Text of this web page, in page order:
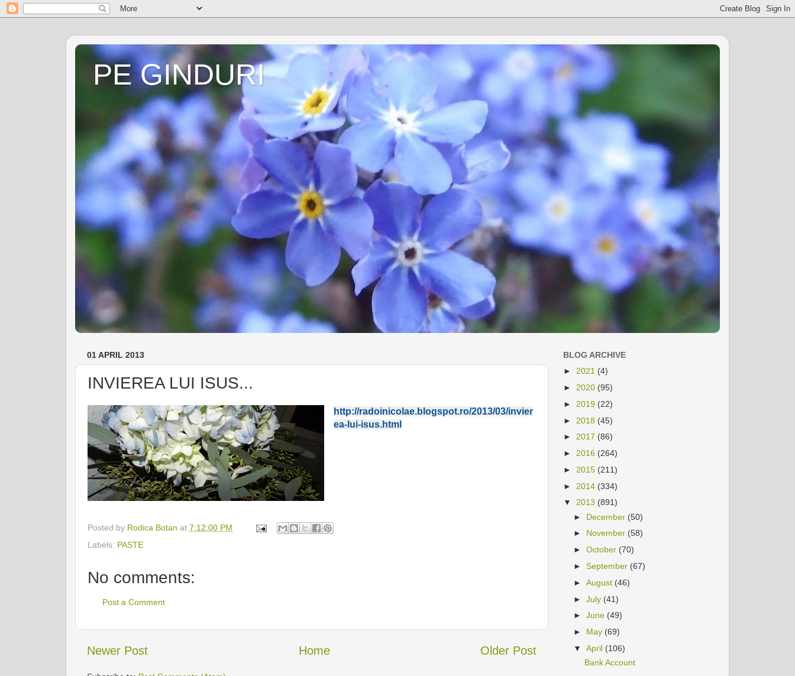
PE GINDURI
01 APRIL 2013
INVIEREA LUI ISUS...
http://radoinicolae.blogspot.ro/2013/03/invier
ea-lui-isus.html
Posted by Rodica Botan at 7:12:00 PM
Labels: PASTE
No comments:
Post a Comment
Newer Post Older Post
Home
BLOG ARCHIVE
► 2021 (4)
► 2020 (95)
► 2019 (22)
► 2018 (45)
► 2017 (86)
► 2016 (264)
► 2015 (211)
► 2014 (334)
▼ 2013 (891)
► December (50)
► November (58)
►October (70)
►September (67)
►August (46)
►July (41)
►June (49)
► May (69)
▼April (106)
Bank Account